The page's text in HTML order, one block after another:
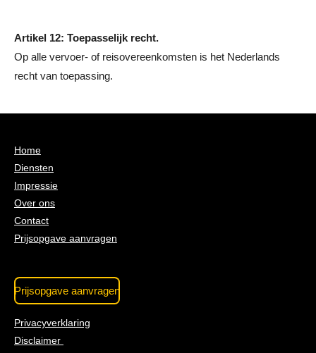
Artikel 12: Toepasselijk recht.
Op alle vervoer- of reisovereenkomsten is het Nederlands
recht van toepassing.
Home
Diensten
Impressie
Over ons
Contact
Prijsopgave aanvragen
Prijsopgave aanvragen
Privacyverklaring
Disclaimer